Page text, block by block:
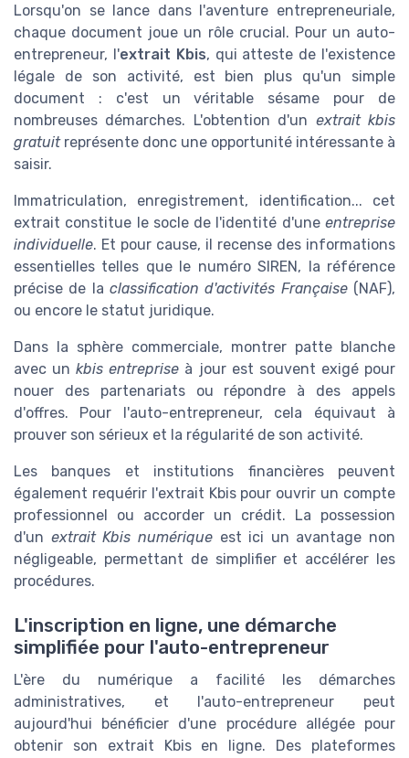
Lorsqu'on se lance dans l'aventure entrepreneuriale,
chaque document joue un rôle crucial. Pour un auto-
entrepreneur, l'extrait Kbis, qui atteste de l'existence
légale de son activité, est bien plus qu'un simple
document : c'est un véritable sésame pour de
nombreuses démarches. L'obtention d'un extrait kbis
gratuitreprésente donc une opportunité intéressante à
saisir.
Immatriculation, enregistrement, identification... cet
extrait constitue le socle de l'identité d'une entreprise
individuelle. Et pour cause, il recense des informations
essentielles telles que le numéro SIREN, la référence
précise de la classification d'activités Française(NAF),
ou encore le statut juridique.
Dans la sphère commerciale, montrer patte blanche
avec unkbis entreprise à jour est souvent exigé pour
nouer des partenariats ou répondre à des appels
d'offres. Pour l'auto-entrepreneur, cela équivaut à
prouver son sérieux et la régularité de son activité.
Les banques et institutions financières peuvent
également requérir l'extrait Kbis pour ouvrir un compte
professionnel ou accorder un crédit. La possession
d'un extrait Kbis numériqueest ici un avantage non
négligeable, permettant de simplifier et accélérer les
procédures.
L'inscription en ligne, une démarche
simplifiée pour l'auto-entrepreneur
L'ère du numérique a facilité les démarches
administratives, et l'auto-entrepreneur peut
aujourd'hui bénéficier d'une procédure allégée pour
obtenir son extrait Kbis en ligne. Des plateformes